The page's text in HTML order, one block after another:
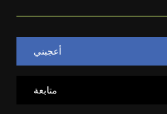
أعجبني
متابعة